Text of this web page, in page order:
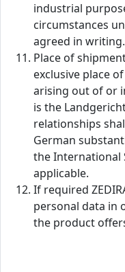
industrial
circumstances
agreed in writing.
Place of
exclusive place
arising out of or
is the
relationships
German
the International
applicable.
If required
personal data in
the product